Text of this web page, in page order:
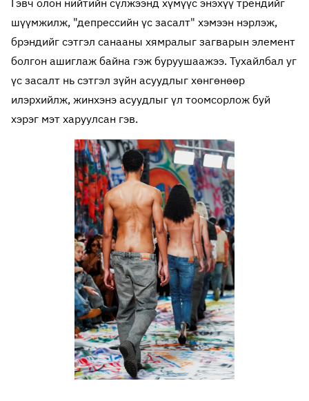
шүүмжилж, "депрессийн үс засалт" хэмээн нэрлэж,
брэндийг сэтгэл санааны хямралыг загварын элемент
болгон ашиглаж байна гэж буруушаажээ. Тухайлбал уг
үс засалт нь сэтгэл зүйн асуудлыг хөнгөнөөр
илэрхийлж, жинхэнэ асуудлыг үл тоомсорлож буй
хэрэг мэт харуулсан гэв.